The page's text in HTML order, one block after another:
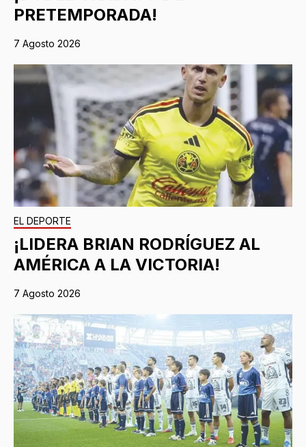
PRETEMPORADA!
7 Agosto 2026
EL DEPORTE
¡LIDERA BRIAN RODRÍGUEZ AL
AMÉRICA A LA VICTORIA!
7 Agosto 2026